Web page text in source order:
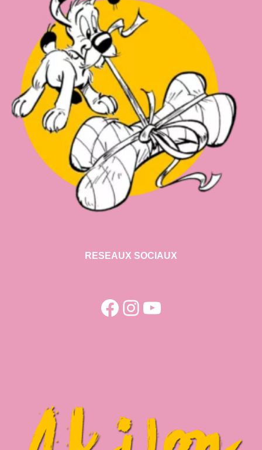
RESEAUX SOCIAUX
Facebook
Instagram
YouTube